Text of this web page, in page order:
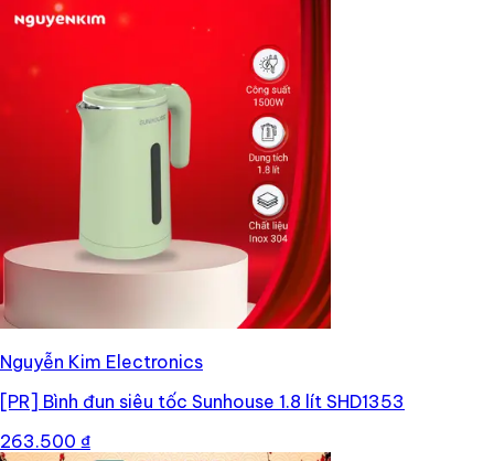
Nguyễn Kim Electronics
[PR] Bình đun siêu tốc Sunhouse 1.8 lít SHD1353
263.500 ₫